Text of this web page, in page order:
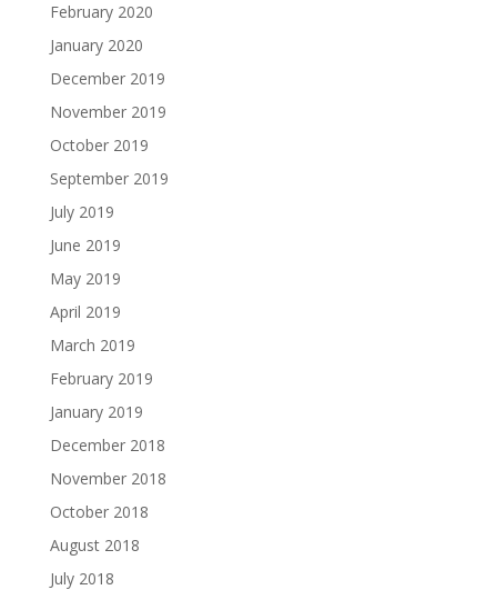
February 2020
January 2020
December 2019
November 2019
October 2019
September 2019
July 2019
June 2019
May 2019
April 2019
March 2019
February 2019
January 2019
December 2018
November 2018
October 2018
August 2018
July 2018